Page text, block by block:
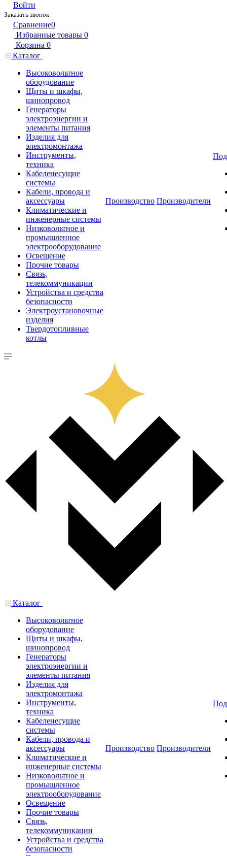
Войти
Заказать звонок
Сравнение0
Избранные товары 0
Корзина 0
Каталог
Высоковольтное
оборудование
Щиты и шкафы,
шинопровод
Генераторы
электроэнергии и
элементы питания
Изделия для
электромонтажа
Инструменты,
техника
Кабеленесущие
системы
Кабели, провода и
аксессуары
Климатические и
инженерные системы
Низковольтное и
промышленное
электрооборудование
Освещение
Прочие товары
Связь,
телекоммуникации
Устройства и средства
безопасности
Электроустановочные
изделия
Твердотопливные
котлы
Производство Производители
Каталог
Высоковольтное
оборудование
Щиты и шкафы,
шинопровод
Генераторы
электроэнергии и
элементы питания
Изделия для
электромонтажа
Инструменты,
техника
Кабеленесущие
системы
Кабели, провода и
аксессуары
Климатические и
инженерные системы
Низковольтное и
промышленное
электрооборудование
Освещение
Прочие товары
Связь,
телекоммуникации
Устройства и средства
безопасности
Производство Производители